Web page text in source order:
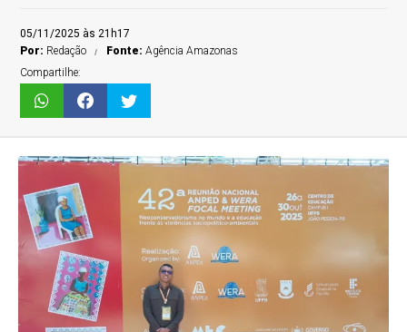
05/11/2025 às 21h17
Por: Redação Fonte:Agência Amazonas
Compartilhe: